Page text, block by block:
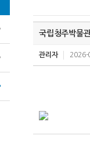
국립청주박물
관리자 2026-